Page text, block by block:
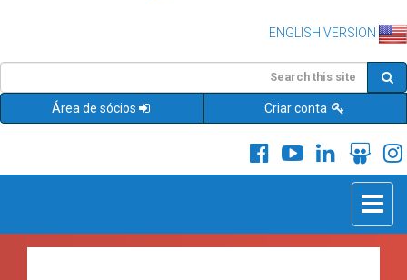
ENGLISH VERSION
Área de sócios Criar conta
Toggle